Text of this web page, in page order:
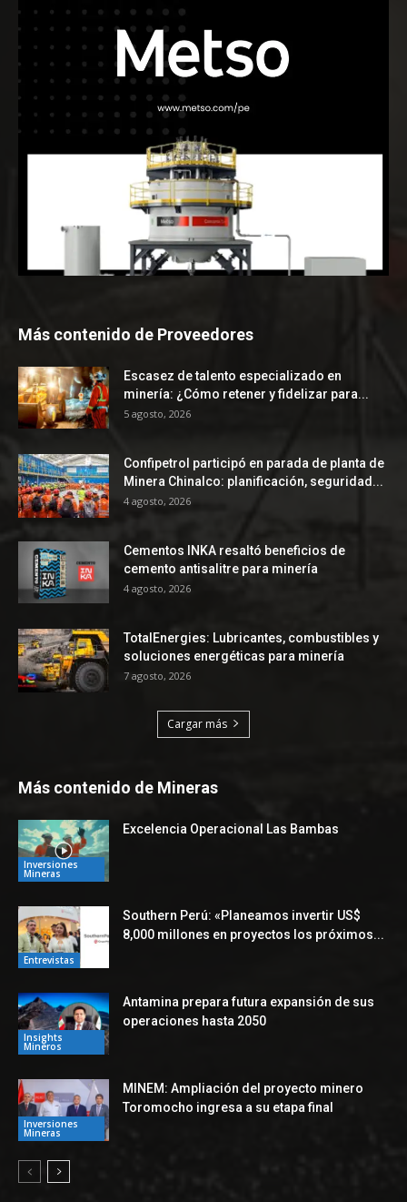
Más contenido de Proveedores
Escasez de talento especializado en
minería: ¿Cómo retener y fidelizar para...
5 agosto, 2026
Confipetrol participó en parada de planta de
Minera Chinalco: planificación, seguridad...
4 agosto, 2026
Cementos INKA resaltó beneficios de
cemento antisalitre para minería
4 agosto, 2026
TotalEnergies: Lubricantes, combustibles y
soluciones energéticas para minería
7 agosto, 2026
Cargar más
Más contenido de Mineras
Inversiones
Mineras
Excelencia Operacional Las Bambas
Entrevistas
Southern Perú: «Planeamos invertir US$
8,000 millones en proyectos los próximos...
Insights
Mineros
Antamina prepara futura expansión de sus
operaciones hasta 2050
Inversiones
Mineras
MINEM: Ampliación del proyecto minero
Toromocho ingresa a su etapa final